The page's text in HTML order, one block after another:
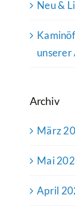
Neu &
unserer
Archiv
März
Mai
April